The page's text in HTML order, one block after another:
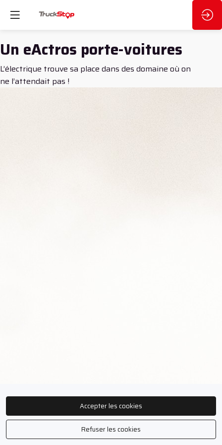
Un eActros porte-voitures
L’électrique trouve sa place dans des domaine où on
ne l’attendait pas !
Accepter les cookies
Refuser les cookies